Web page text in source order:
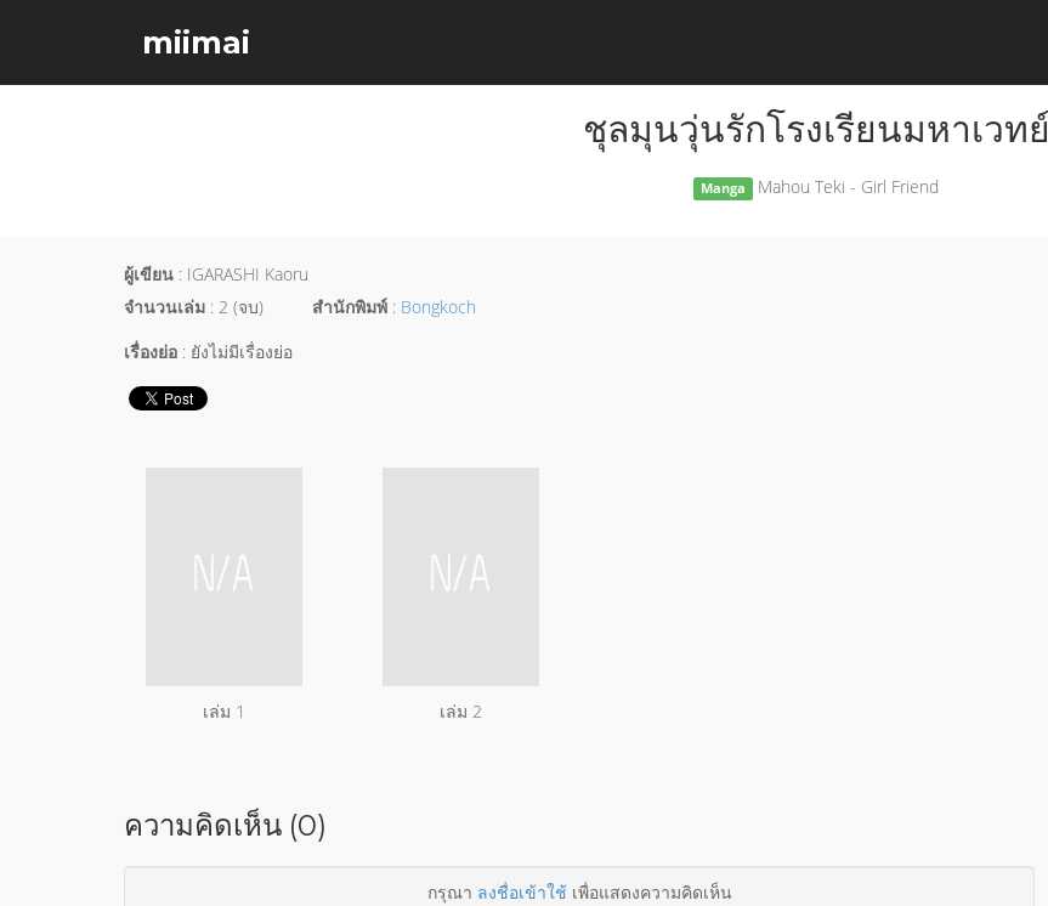
miimai
ชุลมุนวุ่นรักโรงเรียนมหาเวทย์
Manga Mahou Teki - Girl Friend
ผู้เขียน : IGARASHI Kaoru
จำนวนเล่ม : 2 (จบ) สำนักพิมพ์ : Bongkoch
เรื่องย่อ : ยังไม่มีเรื่องย่อ
เล่ม 1 เล่ม 2
ความคิดเห็น (0)
กรุณา ลงชื่อเข้าใช้เพื่อแสดงความคิดเห็น